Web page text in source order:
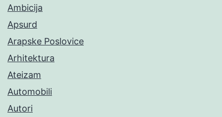
Ambicija
Apsurd
Arapske Poslovice
Arhitektura
Ateizam
Automobili
Autori